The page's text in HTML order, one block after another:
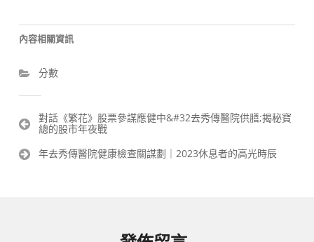
內容相關資訊
分數
文
章
導
覽
對話《繁花》股票參謀應健中&#32去秀傳醫院供膳;揭秘寶
總的股市年夜戰
年去秀傳醫院健康檢查關謀劃｜2023休息者的高光時辰